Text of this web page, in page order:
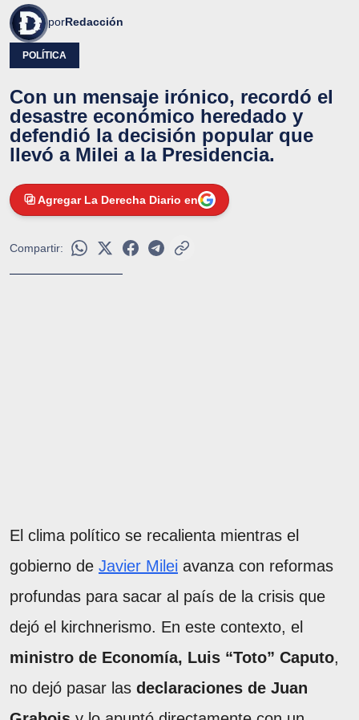
porRedacción
POLÍTICA
Con un mensaje irónico, recordó el
desastre económico heredado y
defendió la decisión popular que
llevó a Milei a la Presidencia.
Agregar La Derecha Diario en
Compartir:
El clima político se recalienta mientras el
gobierno de Javier Milei avanza con reformas
profundas para sacar al país de la crisis que
dejó el kirchnerismo. En este contexto, el
ministro de Economía, Luis “Toto” Caputo,
no dejó pasar las declaraciones de Juan